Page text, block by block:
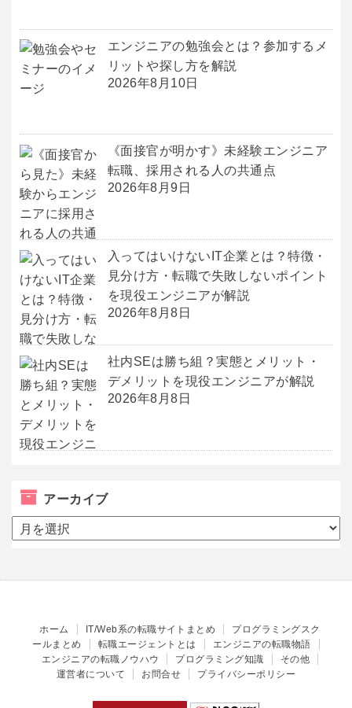
エンジニアの勉強会とは？参加するメ
リットや探し方を解説
2026年8月10日
《面接官が明かす》未経験エンジニア
転職、採用される人の共通点
2026年8月9日
入ってはいけないIT企業とは？特徴・
見分け方・転職で失敗しないポイント
を現役エンジニアが解説
2026年8月8日
社内SEは勝ち組？実態とメリット・
デメリットを現役エンジニアが解説
2026年8月8日
アーカイブ
ア
ー
ホーム IT/Web系の転職サイトまとめ
プログラミングスク
ールまとめ
転職エージェントとは
エンジニアの転職物語
エンジニアの転職ノウハウ
プログラミング知識
その他
運営者について
お問合せ プライバシーポリシー